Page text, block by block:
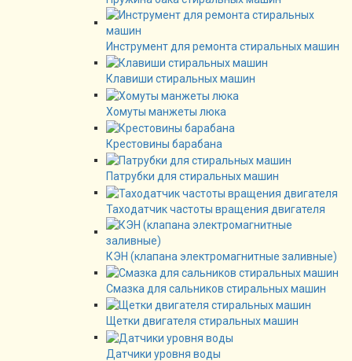
Инструмент для ремонта стиральных машин
Клавиши стиральных машин
Хомуты манжеты люка
Крестовины барабана
Патрубки для стиральных машин
Таходатчик частоты вращения двигателя
КЭН (клапана электромагнитные заливные)
Смазка для сальников стиральных машин
Щетки двигателя стиральных машин
Датчики уровня воды